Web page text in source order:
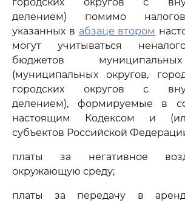
делением) помимо
указанных в абзаце втором
могут учитываться
бюджетов
(муниципальных округов,
городских округов с
делением), формируемые в
настоящим Кодексом и
субъектов Российской
платы за негативное
окружающую среду;
платы за передачу в